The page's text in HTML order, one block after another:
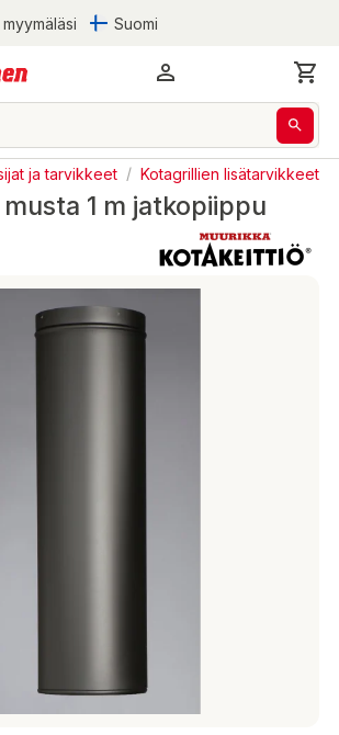
Suomi
ja tarvikkeet / Kotagrillien lisätarvikkeet
1 m jatkopiippu